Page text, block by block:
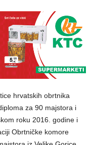
hrvatskih obrtnika
za 90 majstora i
roku 2016. godine i
Obrtničke komore